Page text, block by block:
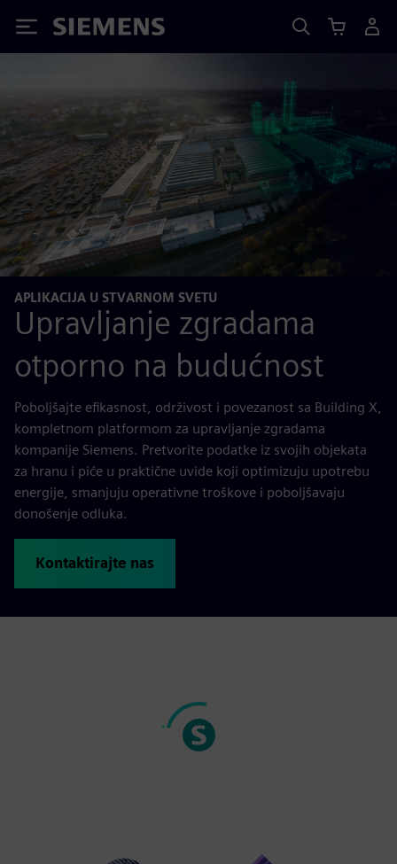
Siemens
APLIKACIJA U STVARNOM SVETU
Upravljanje zgradama
otporno na budućnost
Poboljšajte efikasnost, održivost i povezanost sa Building X,
kompletnom platformom za upravljanje zgradama
kompanije Siemens. Pretvorite podatke iz svojih objekata
za hranu i piće u praktične uvide koji optimizuju upotrebu
energije, smanjuju operativne troškove i poboljšavaju
donošenje odluka.
Kontaktirajte nas